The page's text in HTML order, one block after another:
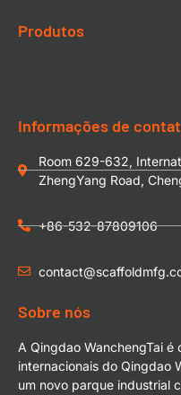
Produtos
Informações de
Room 629-632,
ZhengYang Road,
+86-532-87809106
Sobre nós
A Qingdao WanchengTai
internacionais do Qingdao
um novo parque industrial